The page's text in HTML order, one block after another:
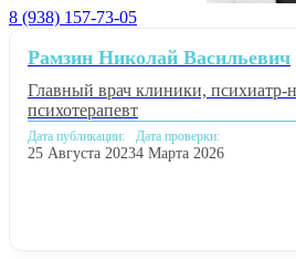
8 (938) 157-73-05
Рамзин Николай Васильевич
Главный врач клиники, психиатр-
психотерапевт
Дата публикации:
25 Августа 2023
Дата проверки:
4 Марта 2026